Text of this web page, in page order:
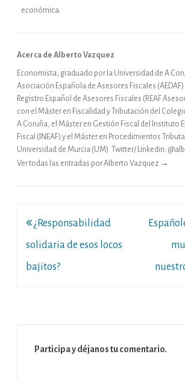
económica.
Acerca de Alberto Vazquez
Economista, graduado por la Universidad de A
Asociación Española de Asesores Fiscales
Registro Español de Asesores Fiscales (REAF
con el Máster en Fiscalidad y Tributación del
A Coruña, el Máster en Gestión Fiscal del Instituto
Fiscal (INEAF) y el Máster en Procedimientos
Universidad de Murcia (UM). Twitter/ Linkedin:
Ver todas las entradas por Alberto Vazquez →
Navegación
de
entradas
¿Responsabilidad
solidaria de esos locos
bajitos?
Participa y déjanos tu comentario.